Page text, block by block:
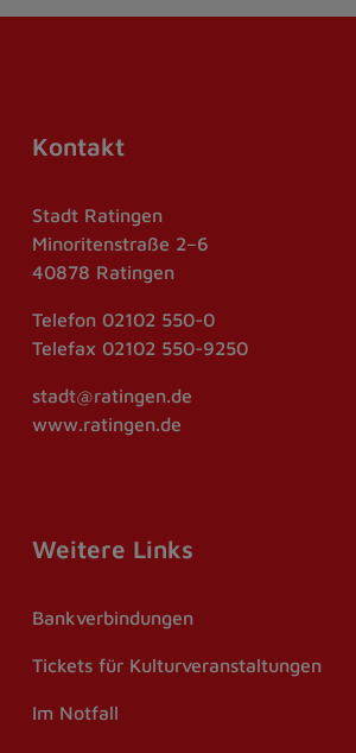
Kontakt
Stadt Ratingen
Minoritenstraße 2–6
40878 Ratingen
Telefon 02102 550-0
Telefax 02102 550-9250
stadt@ratingen.de
www.ratingen.de
Weitere Links
Bankverbindungen
Tickets für Kulturveranstaltungen
Im Notfall